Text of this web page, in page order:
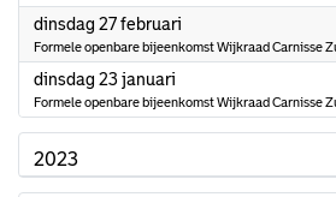
dinsdag 27 februari
Formele openbare bijeenkomst Wijkraad Carnisse
dinsdag 23 januari
Formele openbare bijeenkomst Wijkraad Carnisse
2023